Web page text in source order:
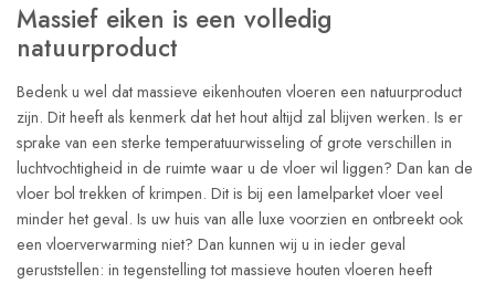
Massief eiken is een volledig
natuurproduct
Bedenk u wel dat massieve eikenhouten vloeren een natuurproduct
zijn. Dit heeft als kenmerk dat het hout altijd zal blijven werken. Is er
sprake van een sterke temperatuurwisseling of grote verschillen in
luchtvochtigheid in de ruimte waar u de vloer wil liggen? Dan kan de
vloer bol trekken of krimpen. Dit is bij een lamelparket vloer veel
minder het geval. Is uw huis van alle luxe voorzien en ontbreekt ook
een vloerverwarming niet? Dan kunnen wij u in ieder geval
geruststellen: in tegenstelling tot massieve houten vloeren heeft